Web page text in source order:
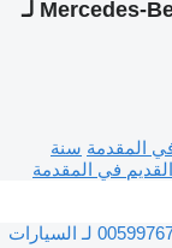
بضغط الهواء Mercedes-Benz Actros 1832 لـ
المقدمة سنة
في المقدمة